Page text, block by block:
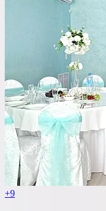
+9